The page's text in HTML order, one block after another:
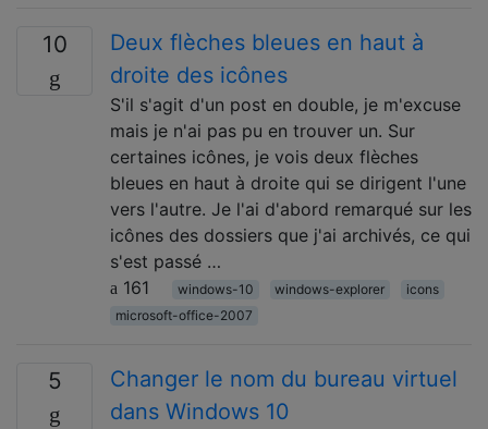
10
Deux flèches bleues en haut à
droite des icônes
S'il s'agit d'un post en double, je m'excuse
mais je n'ai pas pu en trouver un. Sur
certaines icônes, je vois deux flèches
bleues en haut à droite qui se dirigent l'une
vers l'autre. Je l'ai d'abord remarqué sur les
icônes des dossiers que j'ai archivés, ce qui
s'est passé …
161
windows-10 windows-explorer
icons
microsoft-office-2007
5
Changer le nom du bureau virtuel
dans Windows 10